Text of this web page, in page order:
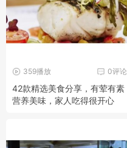
0评论
359播放
42款精选美食分享，有荤有素
营养美味，家人吃得很开心